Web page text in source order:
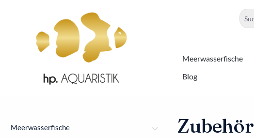
Zur Hauptnavigation springen
Meerwasserfische
Blog
Meerwasserfische Zubehör